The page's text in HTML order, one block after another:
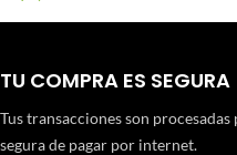
TU COMPRA ES SEGURA
Tus transacciones son
segura de pagar por internet.